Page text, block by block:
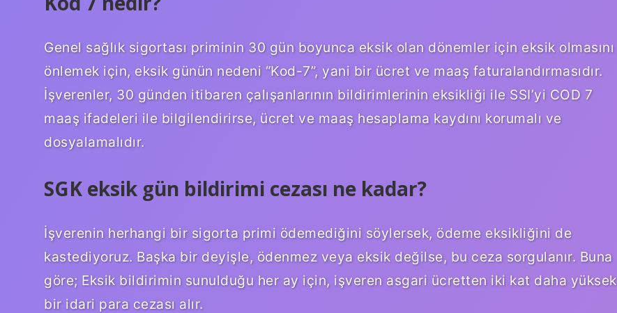
Genel sağlık sigortası priminin 30 gün boyunca eksik olan dönemler için eksik olmasını
önlemek için, eksik günün nedeni “Kod-7”, yani bir ücret ve maaş faturalandırmasıdır.
İşverenler, 30 günden itibaren çalışanlarının bildirimlerinin eksikliği ile SSI’yi COD 7
maaş ifadeleri ile bilgilendirirse, ücret ve maaş hesaplama kaydını korumalı ve
dosyalamalıdır.
SGK eksik gün bildirimi cezası ne kadar?
İşverenin herhangi bir sigorta primi ödemediğini söylersek, ödeme eksikliğini de
kastediyoruz. Başka bir deyişle, ödenmez veya eksik değilse, bu ceza sorgulanır. Buna
göre; Eksik bildirimin sunulduğu her ay için, işveren asgari ücretten iki kat daha yüksek
bir idari para cezası alır.